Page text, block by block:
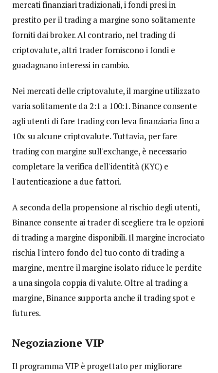
mercati finanziari tradizionali, i fondi presi in
prestito per il trading a margine sono solitamente
forniti dai broker. Al contrario, nel trading di
criptovalute, altri trader forniscono i fondi e
guadagnano interessi in cambio.
Nei mercati delle criptovalute, il margine utilizzato
varia solitamente da 2:1 a 100:1. Binance consente
agli utenti di fare trading con leva finanziaria fino a
10x su alcune criptovalute. Tuttavia, per fare
trading con margine sull'exchange, è necessario
completare la verifica dell'identità (KYC) e
l'autenticazione a due fattori.
A seconda della propensione al rischio degli utenti,
Binance consente ai trader di scegliere tra le opzioni
di trading a margine disponibili. Il margine incrociato
rischia l'intero fondo del tuo conto di trading a
margine, mentre il margine isolato riduce le perdite
a una singola coppia di valute. Oltre al trading a
margine, Binance supporta anche il trading spot e
futures.
Negoziazione VIP
Il programma VIP è progettato per migliorare